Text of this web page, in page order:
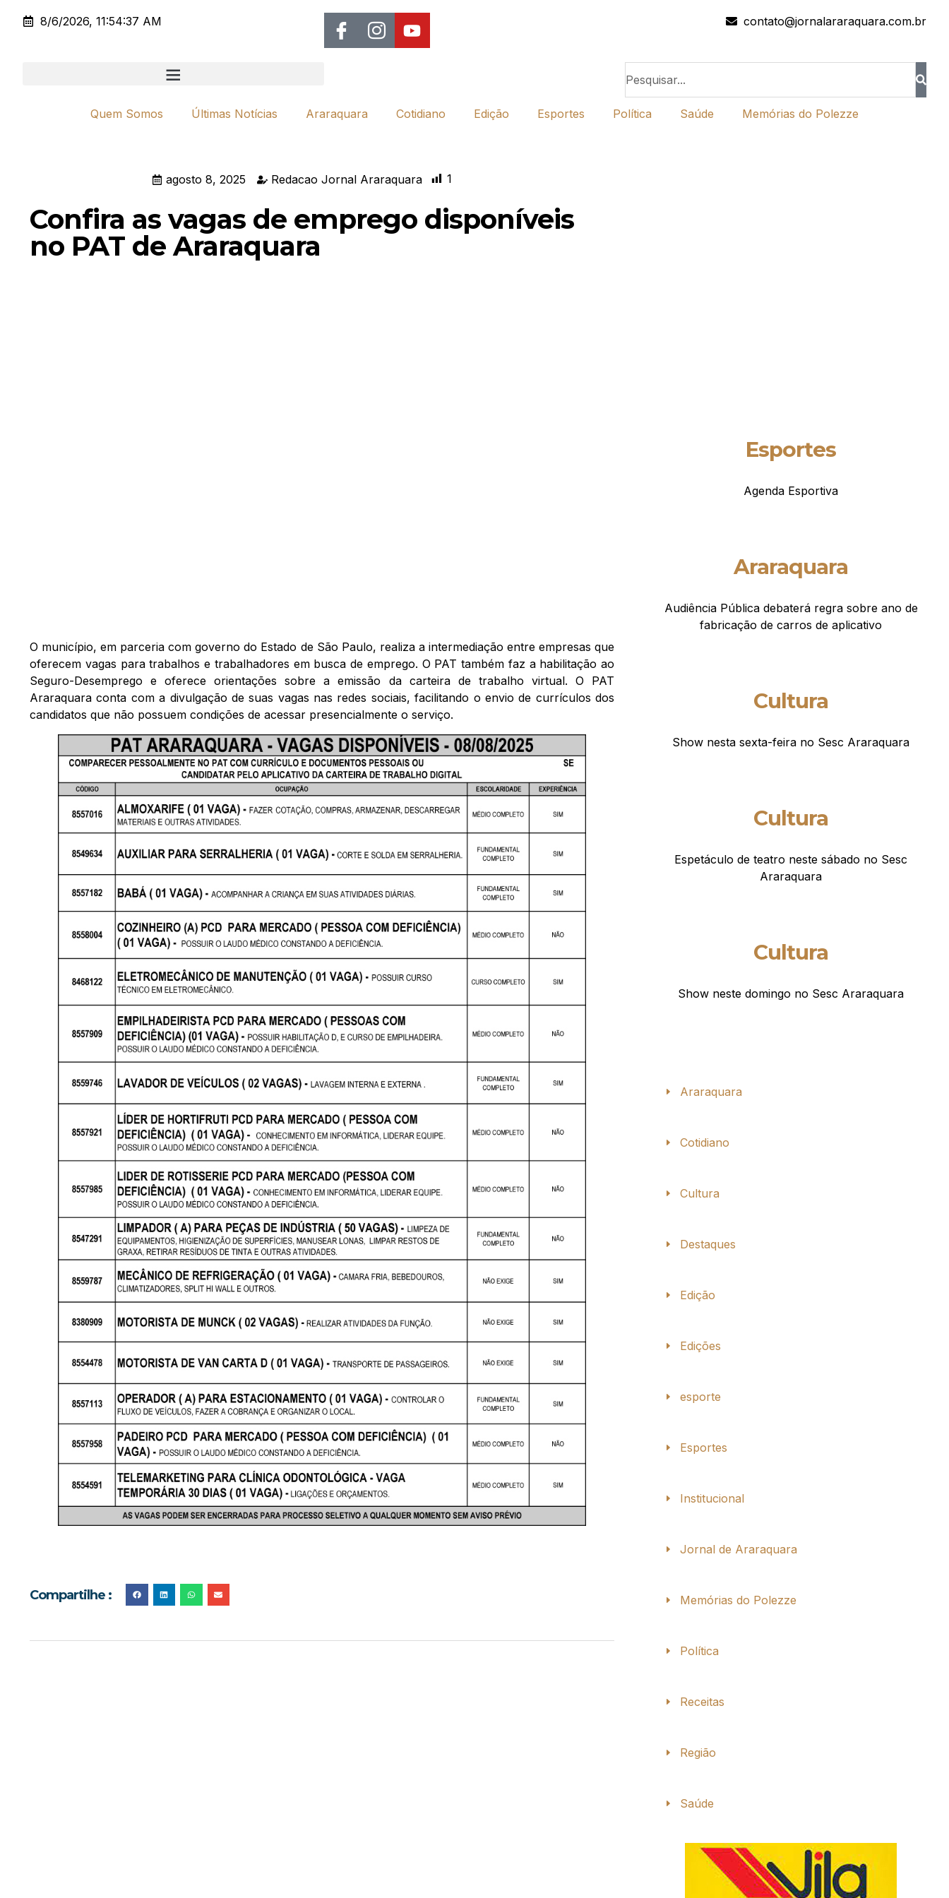
8/6/2026, 11:54:37 AM contato@jornalararaquara.com.br
Quem Somos Últimas Notícias Araraquara Cotidiano Edição Esportes Política Saúde Memórias do Polezze
agosto 8, 2025 Redacao Jornal Araraquara 1
Confira as vagas de emprego disponíveis
no PAT de Araraquara
O município, em parceria com governo do Estado de São Paulo, realiza a intermediação entre empresas que
oferecem vagas para trabalhos e trabalhadores em busca de emprego. O PAT também faz a habilitação ao
Seguro-Desemprego e oferece orientações sobre a emissão da carteira de trabalho virtual. O PAT
Araraquara conta com a divulgação de suas vagas nas redes sociais, facilitando o envio de currículos dos
candidatos que não possuem condições de acessar presencialmente o serviço.
Compartilhe :
Esportes
Agenda Esportiva
Araraquara
Audiência Pública debaterá regra sobre ano de
fabricação de carros de aplicativo
Cultura
Show nesta sexta-feira no Sesc Araraquara
Cultura
Espetáculo de teatro neste sábado no Sesc
Araraquara
Cultura
Show neste domingo no Sesc Araraquara
Araraquara
Cotidiano
Cultura
Destaques
Edição
Edições
esporte
Esportes
Institucional
Jornal de Araraquara
Memórias do Polezze
Política
Receitas
Região
Saúde